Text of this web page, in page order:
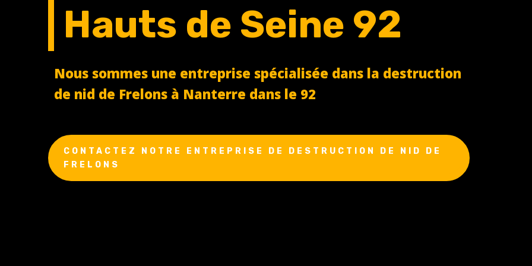
Hauts de Seine 92
Nous sommes une entreprise spécialisée dans la destruction
de nid de Frelons à Nanterre dans le 92
CONTACTEZ NOTRE ENTREPRISE DE DESTRUCTION DE NID DE
FRELONS